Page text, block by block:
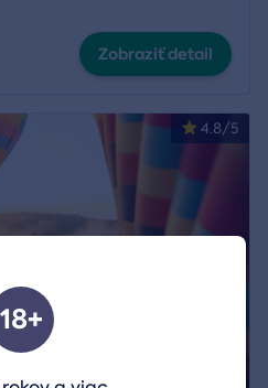
Zobraziť detail
4.8/5
18+